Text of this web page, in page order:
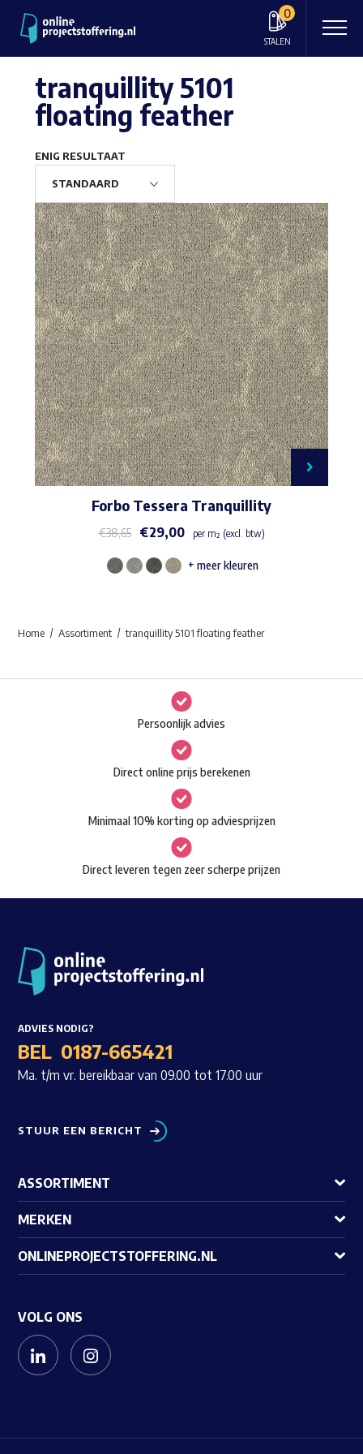
0
STALEN
Waar ben je naar op zoek?
tranquillity 5101
floating feather
ENIG RESULTAAT
Forbo Tessera Tranquillity
€38,65 €29,00 per m² (excl. btw)
Dit
meerdere
Deze
optie
kan
gekozen
worden
op
de
productpagina
+ meer kleuren
Home Assortiment tranquillity 5101 floating feather
Persoonlijk advies
Direct online prijs berekenen
Minimaal 10% korting op adviesprijzen
Direct leveren tegen zeer scherpe prijzen
ADVIES NODIG?
BEL 0187-665421
Ma. t/m vr. bereikbaar van 09.00 tot 17.00 uur
STUUR EEN BERICHT
ASSORTIMENT
MERKEN
ONLINEPROJECTSTOFFERING.NL
VOLG ONS